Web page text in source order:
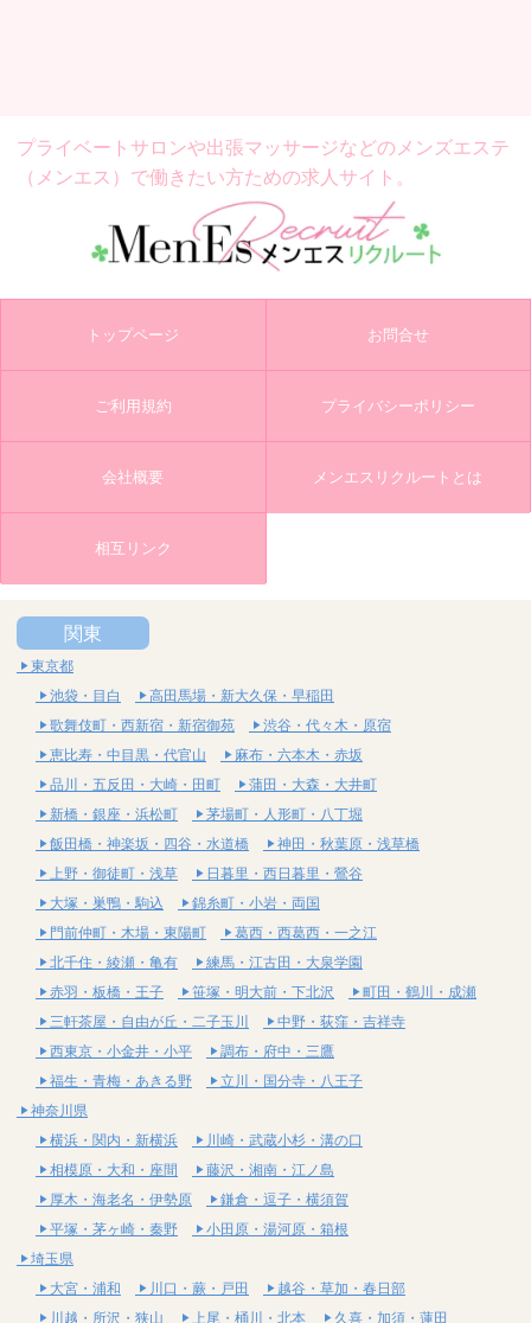
プライベートサロンや出張マッサージなどの メンズエステ
（メンエス）で働きたい方ための求人サイト。
トップページ お問合せ
ご利用規約 プライバシーポリシー
会社概要 メンエスリクルートとは
相互リンク
関東
東京都
池袋・目白
高田馬場・新大久保・早稲田
歌舞伎町・西新宿・新宿御苑
渋谷・代々木・原宿
恵比寿・中目黒・代官山
麻布・六本木・赤坂
品川・五反田・大崎・田町
蒲田・大森・大井町
新橋・銀座・浜松町
茅場町・人形町・八丁堀
飯田橋・神楽坂・四谷・水道橋
神田・秋葉原・浅草橋
上野・御徒町・浅草
日暮里・西日暮里・鶯谷
大塚・巣鴨・駒込
錦糸町・小岩・両国
門前仲町・木場・東陽町
葛西・西葛西・一之江
北千住・綾瀬・亀有
練馬・江古田・大泉学園
赤羽・板橋・王子
笹塚・明大前・下北沢
町田・鶴川・成瀬
三軒茶屋・自由が丘・二子玉川
中野・荻窪・吉祥寺
西東京・小金井・小平
調布・府中・三鷹
福生・青梅・あきる野
立川・国分寺・八王子
神奈川県
横浜・関内・新横浜
川崎・武蔵小杉・溝の口
相模原・大和・座間
藤沢・湘南・江ノ島
厚木・海老名・伊勢原
鎌倉・逗子・横須賀
平塚・茅ヶ崎・秦野
小田原・湯河原・箱根
埼玉県
大宮・浦和
川口・蕨・戸田
越谷・草加・春日部
川越・所沢・狭山
上尾・桶川・北本 久喜・加須・蓮田